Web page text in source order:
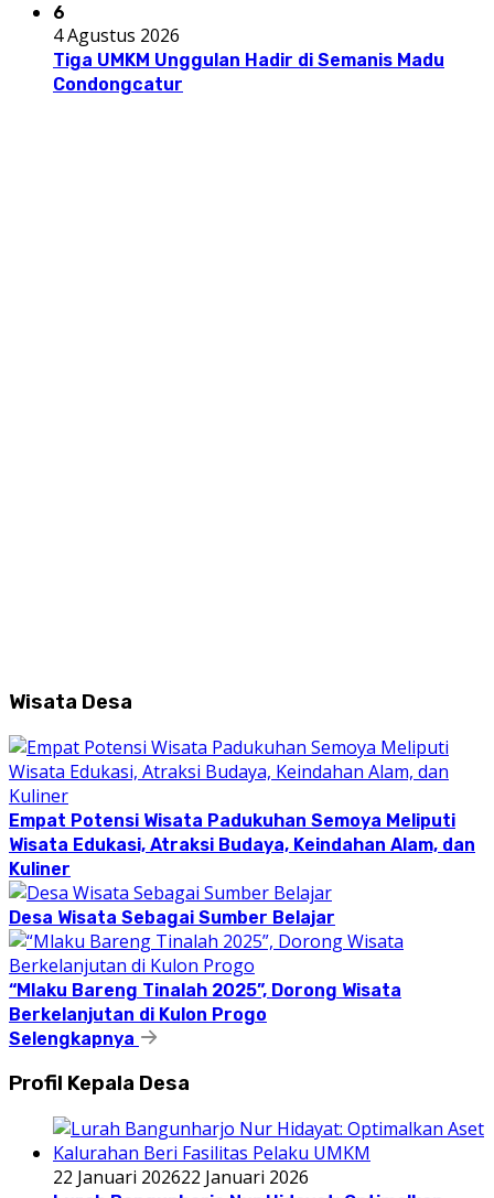
6
4 Agustus 2026
Tiga UMKM Unggulan Hadir di Semanis Madu
Condongcatur
Wisata Desa
Empat Potensi Wisata Padukuhan Semoya Meliputi
Wisata Edukasi, Atraksi Budaya, Keindahan Alam, dan
Kuliner
Desa Wisata Sebagai Sumber Belajar
“Mlaku Bareng Tinalah 2025”, Dorong Wisata
Berkelanjutan di Kulon Progo
Selengkapnya
Profil Kepala Desa
22 Januari 202622 Januari 2026